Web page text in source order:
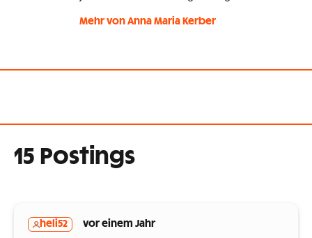
Mehr von Anna Maria Kerber
15 Postings
heli52 vor einem Jahr